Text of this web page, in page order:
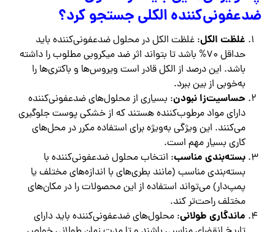
ضدعفونی‌کننده الکلی جستجو کرد؟
غلظت الکل: غلظت الکل در محلول ضدعفونی‌کننده باید
حداقل 70% باشد تا بتواند اثر ضد میکروبی مطلوب را داشته
باشد. این درصد از الکل قادر است ویروس‌ها و باکتری‌ها را
به‌خوبی از بین ببرد.
حساسیت‌زا نبودن: بسیاری از محلول‌های ضدعفونی‌کننده
دارای مواد مرطوب‌کننده هستند که از خشکی پوست جلوگیری
می‌کنند. این ویژگی به‌ویژه برای استفاده مکرر در محل‌های
کاری بسیار مهم است.
بسته‌بندی مناسب: انتخاب محلول ضدعفونی‌کننده با
بسته‌بندی مناسب (مانند بطری‌های با اندازه‌های مختلف یا
پمپ‌دار) می‌تواند استفاده از این محصولات را در مکان‌های
مختلف راحت‌تر کند.
ماندگاری طولانی: محلول‌های ضدعفونی‌کننده باید دارای